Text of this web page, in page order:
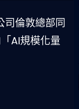
司倫敦總部同
AI規模化量